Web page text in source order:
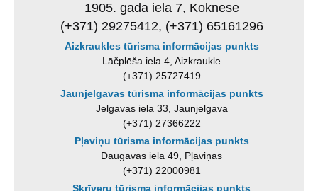
1905. gada iela 7, Koknese
(+371) 29275412, (+371) 65161296
Aizkraukles tūrisma informācijas punkts
Lāčplēša iela 4, Aizkraukle
(+371) 25727419
Jaunjelgavas tūrisma informācijas punkts
Jelgavas iela 33, Jaunjelgava
(+371) 27366222
Pļaviņu tūrisma informācijas punkts
Daugavas iela 49, Pļaviņas
(+371) 22000981
Skrīveru tūrisma informācijas punkts